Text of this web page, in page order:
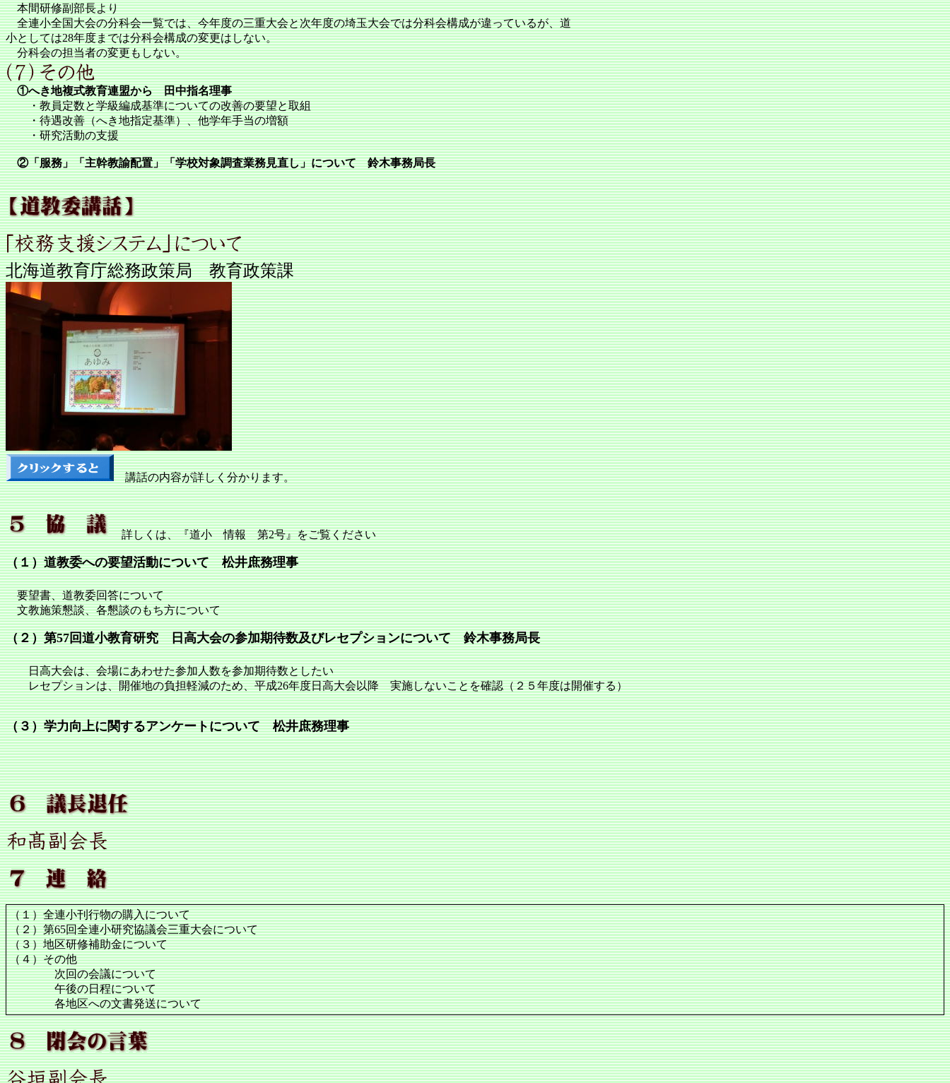
本間研修副部長より
全連小全国大会の分科会一覧では、今年度の三重大会と次年度の埼玉大会では分科会構成が違っているが、道
小としては28年度までは分科会構成の変更はしない。
分科会の担当者の変更もしない。
①へき地複式教育連盟から 田中指名理事
・教員定数と学級編成基準についての改善の要望と取組
・待遇改善（へき地指定基準）、他学年手当の増額
・研究活動の支援
②「服務」「主幹教諭配置」「学校対象調査業務見直し」について 鈴木事務局長
北海道教育庁総務政策局 教育政策課
講話の内容が詳しく分かります。
詳しくは、『道小 情報 第2号』をご覧ください
（１）道教委への要望活動について 松井庶務理事
要望書、道教委回答について
文教施策懇談、各懇談のもち方について
（２）第57回道小教育研究 日高大会の参加期待数及びレセプションについて 鈴木事務局長
日高大会は、会場にあわせた参加人数を参加期待数としたい
レセプションは、開催地の負担軽減のため、平成26年度日高大会以降 実施しないことを確認（２５年度は開催する）
（３）学力向上に関するアンケートについて 松井庶務理事
（１）全連小刊行物の購入について
（２）第65回全連小研究協議会三重大会について
（３）地区研修補助金について
（４）その他
次回の会議について
午後の日程について
各地区への文書発送について